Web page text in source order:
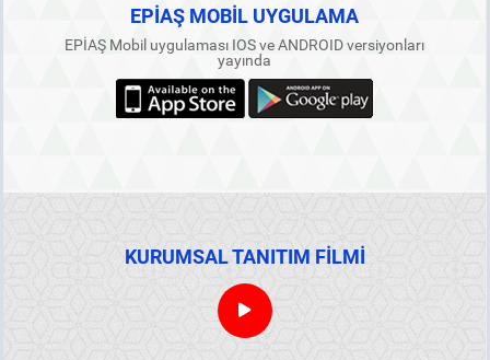
EPİAŞ MOBİL UYGULAMA
EPİAŞ Mobil uygulaması IOS ve ANDROID versiyonları
yayında
KURUMSAL TANITIM FİLMİ